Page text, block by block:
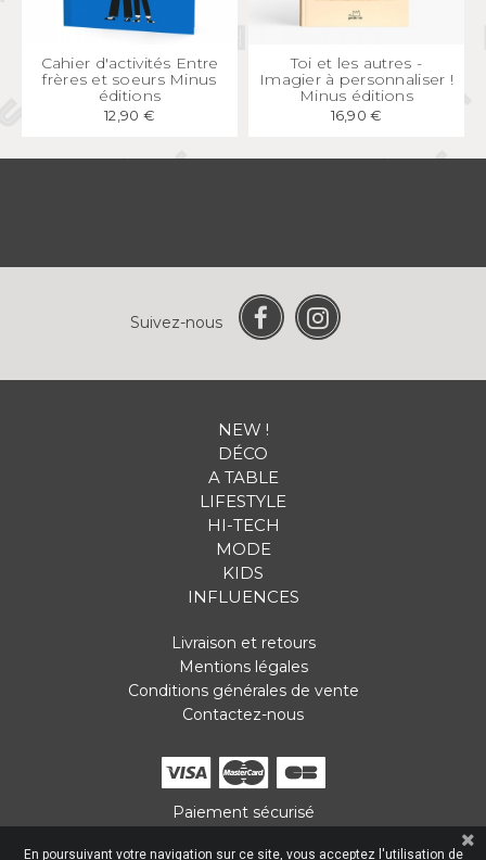
APERÇU RAPIDE
Cahier d'activités Entre
frères et soeurs Minus
éditions
12,90 €
APERÇU
Toi et les autres -
Imagier à personnaliser !
Minus éditions
16,90 €
Suivez-nous
NEW !
DÉCO
A TABLE
LIFESTYLE
HI-TECH
MODE
KIDS
INFLUENCES
Livraison et retours
Mentions légales
Conditions générales de vente
Contactez-nous
Paiement sécurisé
En poursuivant votre navigation sur ce site, vous acceptez l'utilisation de